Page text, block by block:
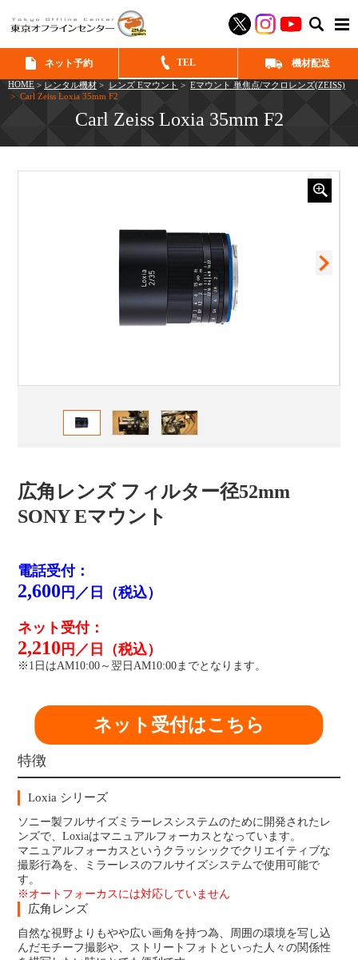
ネット予約 TEL 機材配送
HOME > レンタル機材 > レンズ Eマウント > Eマウント 単焦点/マクロレンズ(ZEISS)
> Carl Zeiss Loxia 35mm F2
Carl Zeiss Loxia 35mm F2
広角レンズ フィルター径52mm
SONY Eマウント
電話受付：
2,600 円／日（税込）
ネット受付：
2,210 円／日（税込）
※1日はAM10:00～翌日AM10:00までとなります。
ネット受付はこちら
特徴
Loxia シリーズ
ソニー製フルサイズミラーレスシステムのために開発されたレ
ンズで、Loxiaはマニュアルフォーカスとなっています。
マニュアルフォーカスというクラッシックでクリエイティブな
撮影行為を、ミラーレスのフルサイズシステムで使用可能で
す。
※オートフォーカスには対応していません
広角レンズ
自然な視野よりもやや広い画角を持つ為、周囲の環境を写し込
んだモチーフ撮影や、ストリートフォトといった人々の関係性